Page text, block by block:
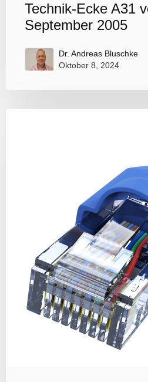
Technik-Ecke A31
September 2005
Dr. Andreas Bluschke
Oktober 8, 2024